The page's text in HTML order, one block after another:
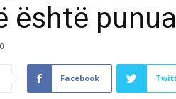
është
Facebook